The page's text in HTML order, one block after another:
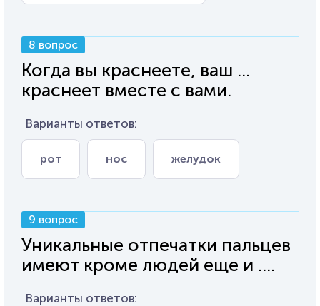
8 вопрос
Когда вы краснеете, ваш ...
краснеет вместе с вами.
Варианты ответов:
рот нос желудок
9 вопрос
Уникальные отпечатки пальцев
имеют кроме людей еще и ....
Варианты ответов: